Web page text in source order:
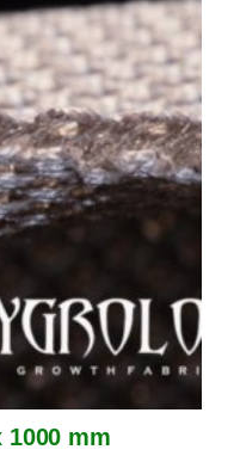
1000 mm